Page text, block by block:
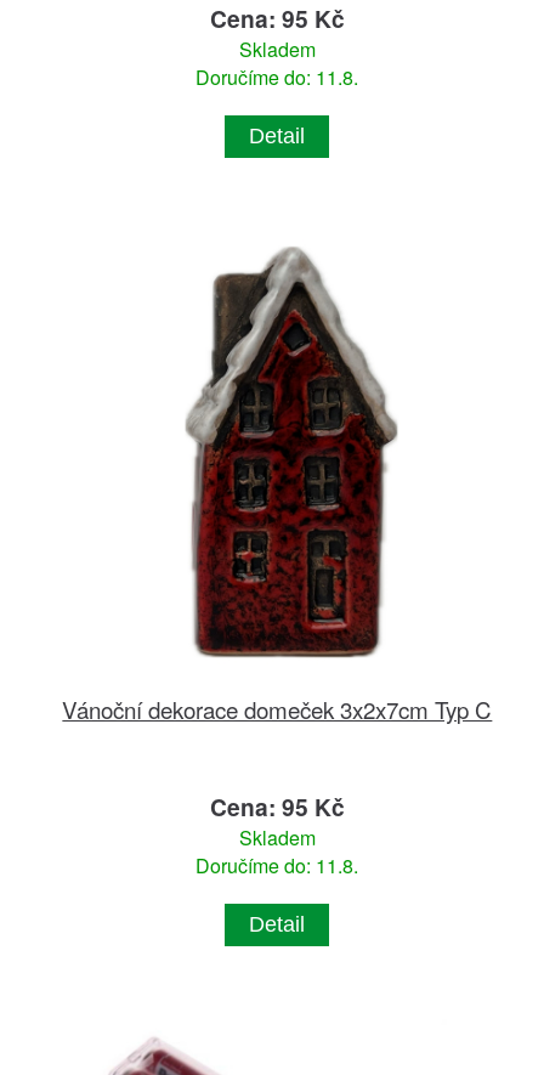
Cena: 95 Kč
Skladem
Doručíme do: 11.8.
Detail
Vánoční dekorace domeček 3x2x7cm Typ C
Cena: 95 Kč
Skladem
Doručíme do: 11.8.
Detail